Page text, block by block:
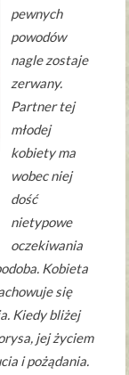
pewnych
powodów
nagle zostaje
zerwany.
Partner tej
młodej
kobiety ma
wobec niej
dość
nietypowe
oczekiwania
Kobieta
się
Kiedy bliżej
jej życiem
i pożądania.